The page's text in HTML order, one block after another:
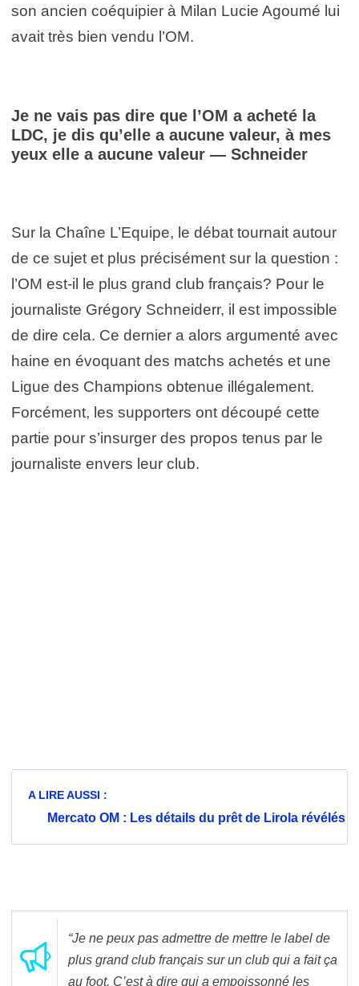
son ancien coéquipier à Milan Lucie Agoumé lui
avait très bien vendu l’OM.
Je ne vais pas dire que l’OM a acheté la
LDC, je dis qu’elle a aucune valeur, à mes
yeux elle a aucune valeur — Schneider
Sur la Chaîne L’Equipe, le débat tournait autour
de ce sujet et plus précisément sur la question :
l’OM est-il le plus grand club français? Pour le
journaliste Grégory Schneiderr, il est impossible
de dire cela. Ce dernier a alors argumenté avec
haine en évoquant des matchs achetés et une
Ligue des Champions obtenue illégalement.
Forcément, les supporters ont découpé cette
partie pour s’insurger des propos tenus par le
journaliste envers leur club.
A LIRE AUSSI :
Mercato OM : Les détails du prêt de Lirola révélés
“Je ne peux pas admettre de mettre le label de
plus grand club français sur un club qui a fait ça
au foot. C’est à dire qui a empoissonné les